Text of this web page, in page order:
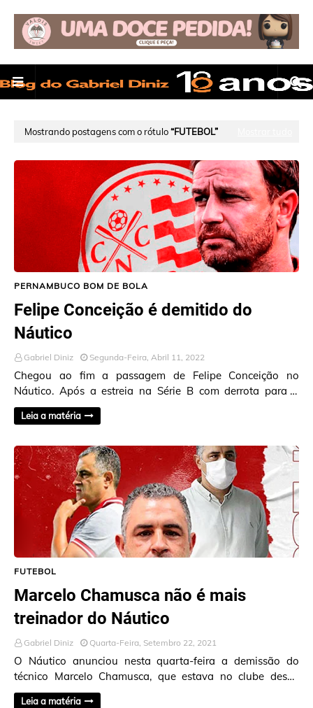
Mostrando postagens com o rótulo FUTEBOL
PERNAMBUCO BOM DE BOLA
Felipe Conceição é demitido do
Náutico
Gabriel Diniz Segunda-Feira, Abril 11, 2022
Chegou ao fim a passagem de Felipe Conceição no
Náutico. Após a estreia na Série B com derrota para o
Londrina por 2×0 e um desempenho ruim, a direto…
Leia a matéria
FUTEBOL
Marcelo Chamusca não é mais
treinador do Náutico
Gabriel Diniz Quarta-Feira, Setembro 22, 2021
O Náutico anunciou nesta quarta-feira a demissão do
técnico Marcelo Chamusca, que estava no clube desde
agosto deste ano. O treinador não aguentou à …
Leia a matéria